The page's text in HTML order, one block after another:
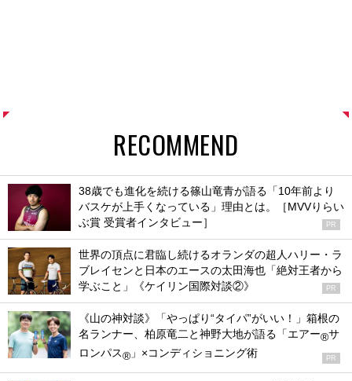
RECOMMEND
38歳でも進化を続ける篠山竜青が語る「10年前より
バスケが上手くなっている」理由とは。［MVVりらい
ぶ賞 受賞者インタビュー］
PR
世界の頂点に君臨し続けるオランダの超人ハリー・ラ
ブレイセンと日本のエースの太田海也「絶対王者から
学ぶこと」《ケイリン国際対談②》
PR
《山の神対談》「やっぱり“タイパ”がいい！」箱根の
名ランナー、柏原竜二と神野大地が語る「エアー®サ
ロンパス® 」×コンディショニング術 PR